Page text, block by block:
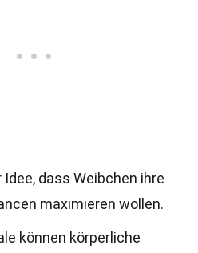
dass Weibchen ihre
maximieren wollen.
können körperliche